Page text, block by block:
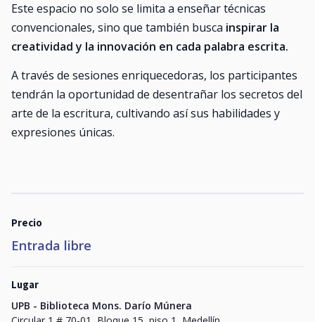
Este espacio no solo se limita a enseñar técnicas
convencionales, sino que también busca inspirar la
creatividad y la innovación en cada palabra escrita.
A través de sesiones enriquecedoras, los participantes
tendrán la oportunidad de desentrañar los secretos del
arte de la escritura, cultivando así sus habilidades y
expresiones únicas.
Precio
Entrada libre
Lugar
UPB - Biblioteca Mons. Darío Múnera